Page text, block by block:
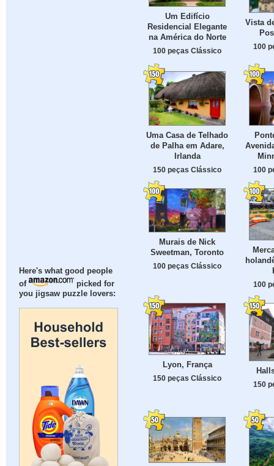
Here's what good people
of
picked for
you jigsaw puzzle lovers:
Um Edifício
Residencial Elegante
na América do Norte
100 peças Clássico
Vista
100
Uma Casa de Telhado
de Palha em Adare,
Irlanda
150 peças Clássico 100
Murais de Nick
Sweetman, Toronto
100 peças Clássico
100
Lyon, França
150 peças Clássico
150